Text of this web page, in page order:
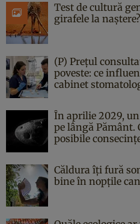
Test de cultură
girafele la naștere?
(P) Prețul
poveste: ce
cabinet
În aprilie 2029,
pe lângă
posibile
Căldura îți fură
bine în nopțile